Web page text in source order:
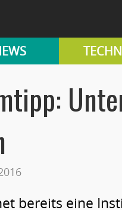
bereits eine